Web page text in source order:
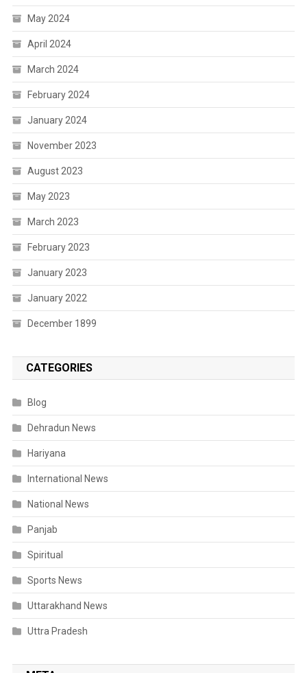
May 2024
April 2024
March 2024
February 2024
January 2024
November 2023
August 2023
May 2023
March 2023
February 2023
January 2023
January 2022
December 1899
CATEGORIES
Blog
Dehradun News
Hariyana
International News
National News
Panjab
Spiritual
Sports News
Uttarakhand News
Uttra Pradesh